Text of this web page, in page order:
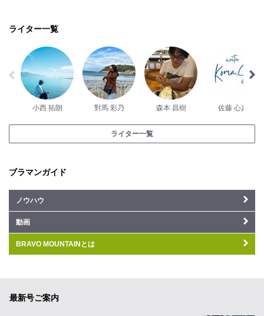
ライター一覧
小西 拓朗 對馬 彩乃 森本 昌樹 佐藤 心真
ライター一覧
ブラマンガイド
ノウハウ
動画
BRAVO MOUNTAINとは
最新号ご案内